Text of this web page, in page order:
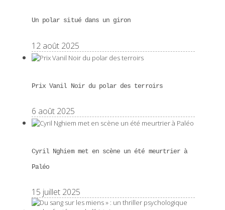
Un polar situé dans un giron
12 août 2025
Prix Vanil Noir du polar des terroirs
6 août 2025
Cyril Nghiem met en scène un été meurtrier à
Paléo
15 juillet 2025